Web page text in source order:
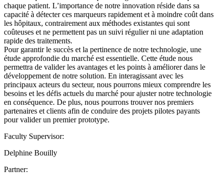
chaque patient. L’importance de notre innovation réside dans sa
capacité à détecter ces marqueurs rapidement et à moindre coût dans
les hôpitaux, contrairement aux méthodes existantes qui sont
coûteuses et ne permettent pas un suivi régulier ni une adaptation
rapide des traitements.
Pour garantir le succès et la pertinence de notre technologie, une
étude approfondie du marché est essentielle. Cette étude nous
permettra de valider les avantages et les points à améliorer dans le
développement de notre solution. En interagissant avec les
principaux acteurs du secteur, nous pourrons mieux comprendre les
besoins et les défis actuels du marché pour ajuster notre technologie
en conséquence. De plus, nous pourrons trouver nos premiers
partenaires et clients afin de conduire des projets pilotes payants
pour valider un premier prototype.
Faculty Supervisor:
Delphine Bouilly
Partner: